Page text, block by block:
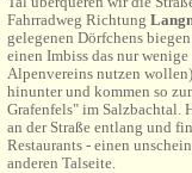
Fahrradweg Richtung
gelegenen Dörfchens
einen Imbiss das nur
Alpenvereins nutzen
hinunter und kommen so
Grafenfels" im Salzbachtal.
an der Straße entlang und
Restaurants - einen
anderen Talseite.